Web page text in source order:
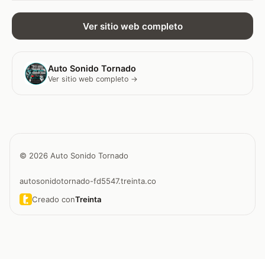
Ver sitio web completo
Auto Sonido Tornado
Ver sitio web completo →
© 2026 Auto Sonido Tornado
autosonidotornado-fd5547.treinta.co
Creado conTreinta